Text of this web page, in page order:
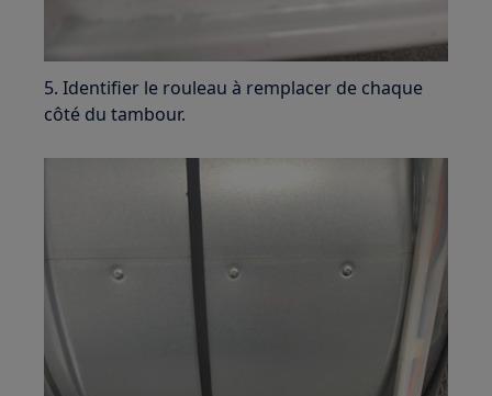
5. Identifier le rouleau à remplacer de chaque
côté du tambour.